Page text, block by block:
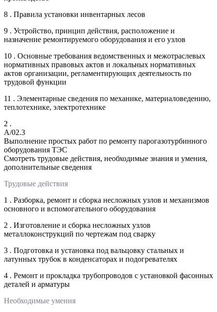
8 . Правила установки инвентарных лесов
9 . Устройство, принцип действия, расположение и
назначение ремонтируемого оборудования и его узлов
10 . Основные требования ведомственных и межотраслевых
нормативных правовых актов и локальных нормативных
актов организации, регламентирующих деятельность по
трудовой функции
11 . Элементарные сведения по механике, материаловедению,
теплотехнике, электротехнике
2 .
A/02.3
Выполнение простых работ по ремонту парогазотурбинного
оборудования ТЭС
Смотреть трудовые действия, необходимые знания и умения,
дополнительные сведения
Трудовые действия
1 . Разборка, ремонт и сборка несложных узлов и механизмов
основного и вспомогательного оборудования
2 . Изготовление и сборка несложных узлов
металлоконструкций по чертежам под сварку
3 . Подготовка и установка под вальцовку стальных и
латунных трубок в конденсаторах и подогревателях
4 . Ремонт и прокладка трубопроводов с установкой фасонных
деталей и арматуры
Необходимые умения